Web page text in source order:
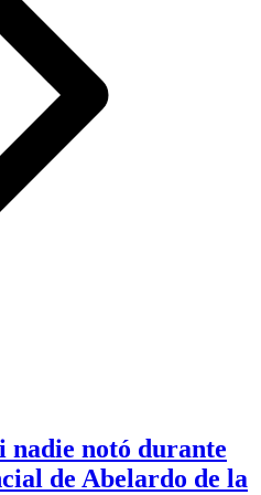
nadie notó durante
de Abelardo de la